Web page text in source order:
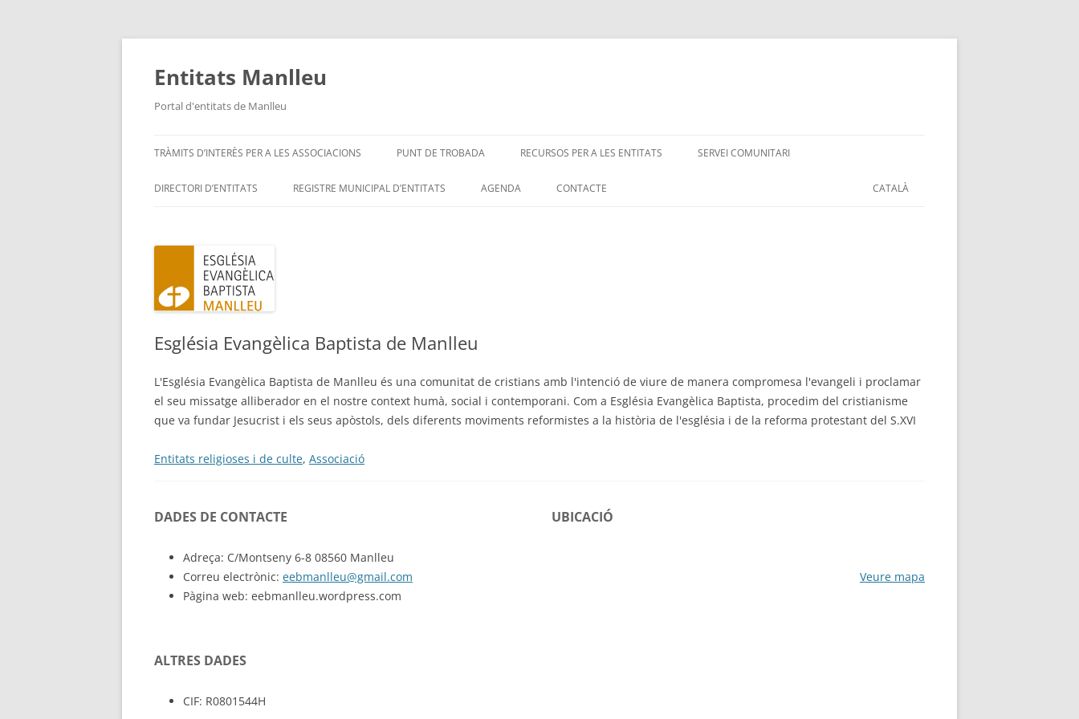
Vés
contingut
Entitats Manlleu
Portal d'entitats de Manlleu
TRÀMITS D’INTERÈS PER A LES ASSOCIACIONS PUNT DE TROBADA RECURSOS PER A LES ENTITATS SERVEI COMUNITARI
DIRECTORI D’ENTITATS
SITUA’M – MAPA D’ENTITATS
REGISTRE MUNICIPAL D’ENTITATS AGENDA CONTACTE CATALÀ
Església Evangèlica Baptista de Manlleu
L'Església Evangèlica Baptista de Manlleu és una comunitat de cristians amb l'intenció de viure de manera compromesa l'evangeli i proclamar
el seu missatge alliberador en el nostre context humà, social i contemporani. Com a Església Evangèlica Baptista, procedim del cristianisme
que va fundar Jesucrist i els seus apòstols, dels diferents moviments reformistes a la història de l'església i de la reforma protestant del S.XVI
Entitats religioses i de culte, Associació
DADES DE CONTACTE
Adreça: C/Montseny 6-8 08560 Manlleu
Correu electrònic: eebmanlleu@gmail.com
Pàgina web: eebmanlleu.wordpress.com
ALTRES DADES
CIF: R0801544H
UBICACIÓ
Veure mapa